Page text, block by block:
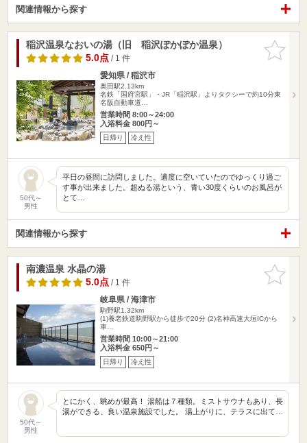
関連情報から探す
お気に入
りに追加
稲沢温泉なおいの湯（旧 稲沢ぽかぽか温泉）
5.0点/ 1 件
愛知県 / 稲沢市
奥田駅2.13km
名鉄「国府宮駅」・JR「稲沢駅」よりタクシーで約10分東
名阪自動車道…
営業時間 8:00～24:00
入浴料金 800円～
日帰り 冷え性
50代～
男性
平日の昼間に訪問しました。適度に空いていたのでゆっくり過ご
す事が出来ました。超ぬる湯という、青い30度くらいのお風呂が
とて…
関連情報から探す
お気に入
りに追加
南濃温泉 水晶の湯
5.0点/ 1 件
岐阜県 / 海津市
駒野駅1.32km
(1)養老鉄道駒野駅から徒歩で20分 (2)名神高速大垣ICから
車…
営業時間 10:00～21:00
入浴料金 650円～
日帰り 冷え性
50代～
男性
とにかく、眺めが最高！ 湯船は７種類。ミストサウナもあり、長
湯ができる、良い温泉施設でした。 湯上がりに、テラスに出て…